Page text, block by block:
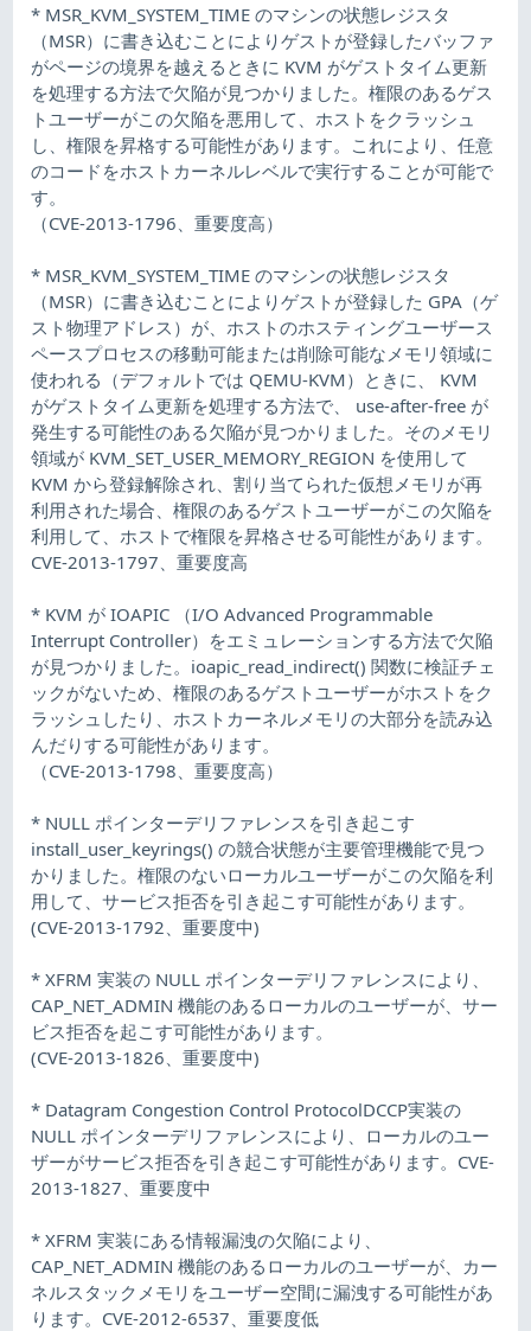
* MSR_KVM_SYSTEM_TIME のマシンの状態レジスタ
（MSR）に書き込むことによりゲストが登録したバッファ
がページの境界を越えるときに KVM がゲストタイム更新
を処理する方法で欠陥が見つかりました。権限のあるゲス
トユーザーがこの欠陥を悪用して、ホストをクラッシュ
し、権限を昇格する可能性があります。これにより、任意
のコードをホストカーネルレベルで実行することが可能で
す。
（CVE-2013-1796、重要度高）
* MSR_KVM_SYSTEM_TIME のマシンの状態レジスタ
（MSR）に書き込むことによりゲストが登録した GPA（ゲ
スト物理アドレス）が、ホストのホスティングユーザース
ペースプロセスの移動可能または削除可能なメモリ領域に
使われる（デフォルトでは QEMU-KVM）ときに、 KVM
がゲストタイム更新を処理する方法で、 use-after-free が
発生する可能性のある欠陥が見つかりました。そのメモリ
領域が KVM_SET_USER_MEMORY_REGION を使用して
KVM から登録解除され、割り当てられた仮想メモリが再
利用された場合、権限のあるゲストユーザーがこの欠陥を
利用して、ホストで権限を昇格させる可能性があります。
CVE-2013-1797、重要度高
* KVM が IOAPIC （I/O Advanced Programmable
Interrupt Controller）をエミュレーションする方法で欠陥
が見つかりました。ioapic_read_indirect() 関数に検証チェ
ックがないため、権限のあるゲストユーザーがホストをク
ラッシュしたり、ホストカーネルメモリの大部分を読み込
んだりする可能性があります。
（CVE-2013-1798、重要度高）
* NULL ポインターデリファレンスを引き起こす
install_user_keyrings() の競合状態が主要管理機能で見つ
かりました。権限のないローカルユーザーがこの欠陥を利
用して、サービス拒否を引き起こす可能性があります。
(CVE-2013-1792、重要度中)
* XFRM 実装の NULL ポインターデリファレンスにより、
CAP_NET_ADMIN 機能のあるローカルのユーザーが、サー
ビス拒否を起こす可能性があります。
(CVE-2013-1826、重要度中)
* Datagram Congestion Control ProtocolDCCP実装の
NULL ポインターデリファレンスにより、ローカルのユー
ザーがサービス拒否を引き起こす可能性があります。CVE-
2013-1827、重要度中
* XFRM 実装にある情報漏洩の欠陥により、
CAP_NET_ADMIN 機能のあるローカルのユーザーが、カー
ネルスタックメモリをユーザー空間に漏洩する可能性があ
ります。CVE-2012-6537、重要度低